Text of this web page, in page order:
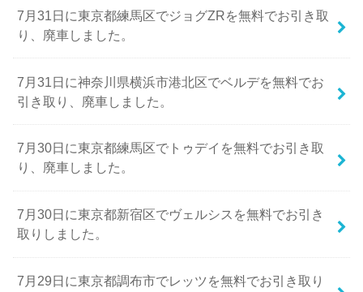
7月31日に東京都練馬区でジョグZRを無料でお引き取
り、廃車しました。
7月31日に神奈川県横浜市港北区でベルデを無料でお
引き取り、廃車しました。
7月30日に東京都練馬区でトゥデイを無料でお引き取
り、廃車しました。
7月30日に東京都新宿区でヴェルシスを無料でお引き
取りしました。
7月29日に東京都調布市でレッツを無料でお引き取り